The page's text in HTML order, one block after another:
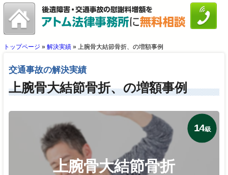
トップページ » 解決実績» 上腕骨大結節骨折、の増額事例
交通事故の解決実績
上腕骨大結節骨折、の増額事例
14級
上腕骨大結節骨折